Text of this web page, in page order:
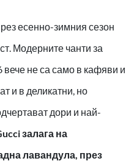
есенно-зимния сезон
Модерните чанти за
не са само в кафяви и
и в деликатни, но
дори и най-
залага на
лавандула, през